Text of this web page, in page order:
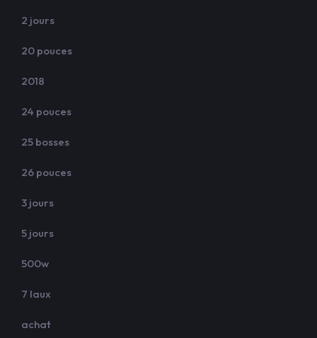
2 jours
20 pouces
2018
24 pouces
25 bosses
26 pouces
3 jours
5 jours
500w
7 laux
achat